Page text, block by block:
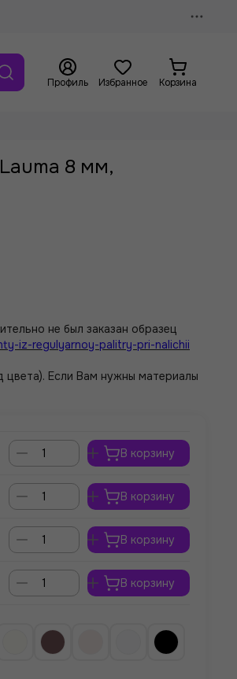
Профиль Избранное Корзина
8 мм,
не был заказан образец
iz-regulyarnoy-palitry-pri-nalichii
цвета). Если Вам нужны материалы
В корзину
В корзину
В корзину
В корзину